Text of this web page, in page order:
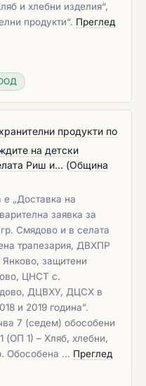
и хлебни изделия“,
продукти“. Преглед
ООД
продукти по
на детски
Риш и... (Община
е „Доставка на
заявка за
Смядово и в селата
трапезария, ДВХПР
защитени
ЦНСТ с.
ДЦВХУ, ДЦСХ в
и 2019 година”.
7 (седем) обособени
(ОП 1) – Хляб, хлебни,
Обособена … Преглед